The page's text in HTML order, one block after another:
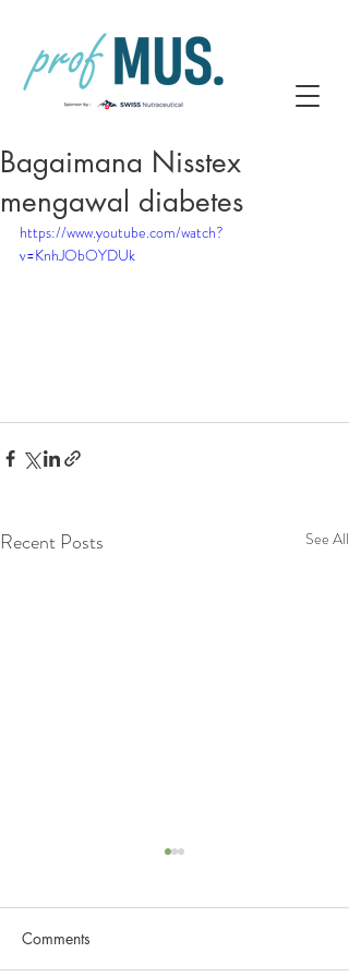
Bagaimana Nisstex
mengawal diabetes
https://www.youtube.com/watch?
v=KnhJObOYDUk
Recent Posts See All
Comments